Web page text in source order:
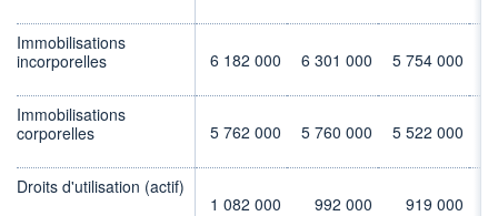
Immobilisations
incorporelles
6 182 000 6 301 000 5 754 000
Immobilisations
corporelles
5 762 000 5 760 000 5 522 000
Droits d'utilisation (actif)
1 082 000
992 000 919 000